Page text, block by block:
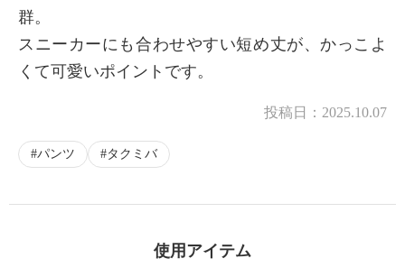
群。
スニーカーにも合わせやすい短め丈が、かっこよ
くて可愛いポイントです。
投稿日： 2025.10.07
パンツ タクミバ
使用アイテム